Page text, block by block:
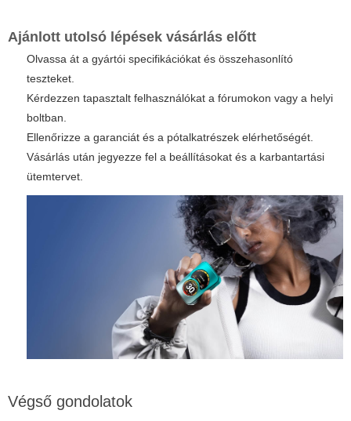
Ajánlott utolsó lépések vásárlás előtt
Olvassa át a gyártói specifikációkat és összehasonlító
teszteket.
Kérdezzen tapasztalt felhasználókat a fórumokon vagy a helyi
boltban.
Ellenőrizze a garanciát és a pótalkatrészek elérhetőségét.
Vásárlás után jegyezze fel a beállításokat és a karbantartási
ütemtervet.
Végső gondolatok